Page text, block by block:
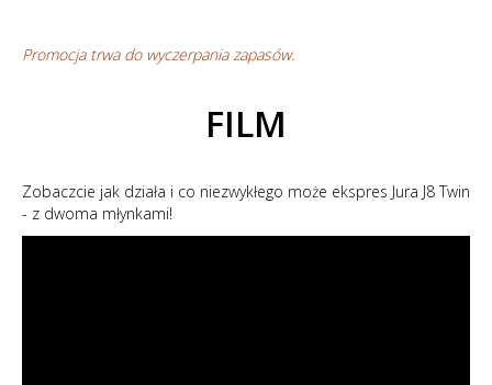
Promocja trwa do wyczerpania zapasów.
FILM
Zobaczcie jak działa i co niezwykłego może ekspres Jura J8 Twin
- z dwoma młynkami!